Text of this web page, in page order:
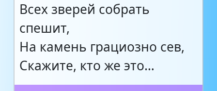
Всех зверей собрать
спешит,
На камень грациозно сев,
Скажите, кто же это…